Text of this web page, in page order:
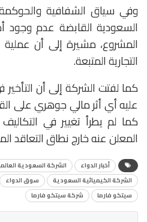
وفي سياق الشفافية
السعودية القابضة عدم
المشروع، مشيرة إلى أن عملية
التجارية المتبعة.
كما لفتت الشركة إلى أن التأخير
عليه أي أثر مالي جوهري على
كما لم يطرأ تغيير في التكاليف
المعلن عنه خارج نطاق التعاقد
أخبار الدواء
الشركة السعودية
الشركة الكيميائية السعودية
سوق الدواء
سيتكو فارما
شركة سيتكو فارما